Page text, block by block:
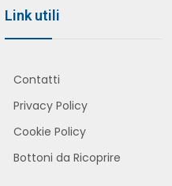
Link utili
Contatti
Privacy Policy
Cookie Policy
Bottoni da Ricoprire